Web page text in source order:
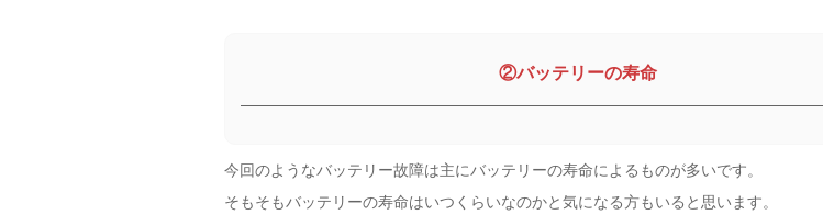
②バッテリーの寿命
今回のようなバッテリー故障は主にバッテリーの寿命によるものが多いです。
そもそもバッテリーの寿命はいつくらいなのかと気になる方もいると思います。